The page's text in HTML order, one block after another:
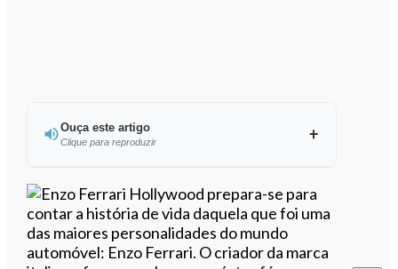
Ouça este artigo
Clique para reproduzir
Ouvir este artigo
Hollywood prepara-se para
contar a história de vida daquela que foi uma
das maiores personalidades do mundo
automóvel: Enzo Ferrari. O criador da marca